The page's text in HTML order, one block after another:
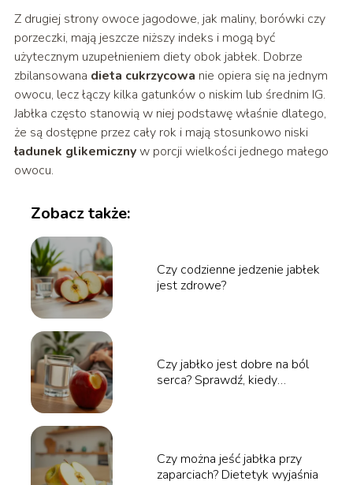
Z drugiej strony owoce jagodowe, jak maliny, borówki czy
porzeczki, mają jeszcze niższy indeks i mogą być
użytecznym uzupełnieniem diety obok jabłek. Dobrze
zbilansowana dieta cukrzycowa nie opiera się na jednym
owocu, lecz łączy kilka gatunków o niskim lub średnim IG.
Jabłka często stanowią w niej podstawę właśnie dlatego,
że są dostępne przez cały rok i mają stosunkowo niski
ładunek glikemicznyw porcji wielkości jednego małego
owocu.
Zobacz także:
Czy codzienne jedzenie jabłek
jest zdrowe?
Czy jabłko jest dobre na ból
serca? Sprawdź, kiedy
Czy można jeść jabłka przy
zaparciach? Dietetyk wyjaśnia